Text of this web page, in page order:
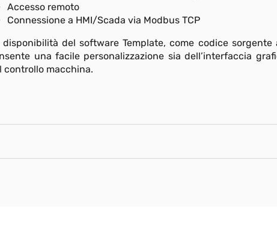
Accesso remoto
Connessione a HMI/Scada via Modbus TCP
disponibilità del software Template, come codice sorgente
una facile personalizzazione sia dell’interfaccia
controllo macchina.